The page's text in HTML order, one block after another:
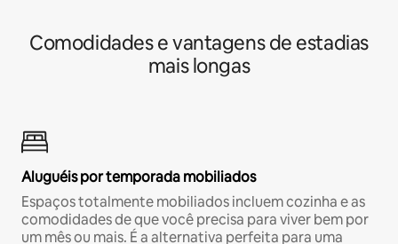
Comodidades e vantagens de estadias
mais longas
Aluguéis por temporada mobiliados
Espaços totalmente mobiliados incluem cozinha e as
comodidades de que você precisa para viver bem por
um mês ou mais. É a alternativa perfeita para uma